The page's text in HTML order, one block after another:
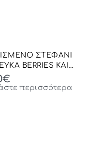
ΣΤΕΦΑΝΙ
BERRIES ΚΑΙ
40ΕΚ
€
περισσότερα